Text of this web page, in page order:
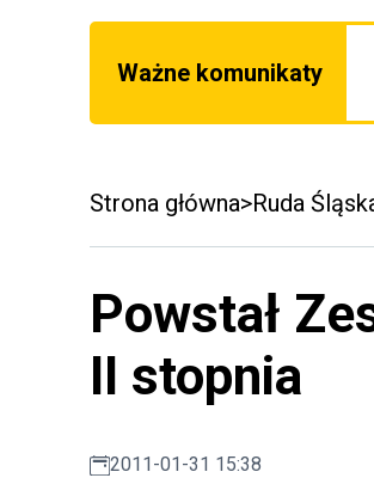
Ważne komunikaty
Strona główna Ruda
Powstał
II stopnia
2011-01-31 15:38